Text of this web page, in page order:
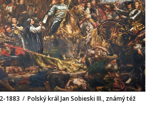
1883 / Polský král Jan Sobieski III., známý též